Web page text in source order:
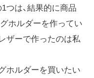
つは、結果的に商品
ホルダーを作ってい
ザーで作ったのは私
ホルダーを買いたい